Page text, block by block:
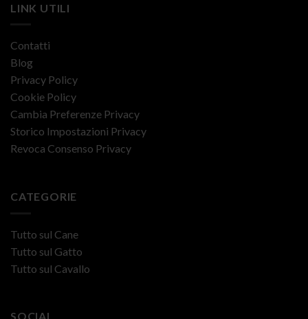
LINK UTILI
Contatti
Blog
Privacy Policy
Cookie Policy
Cambia Preferenze Privacy
Storico Impostazioni Privacy
Revoca Consenso Privacy
CATEGORIE
Tutto sul Cane
Tutto sul Gatto
Tutto sul Cavallo
SOCIAL